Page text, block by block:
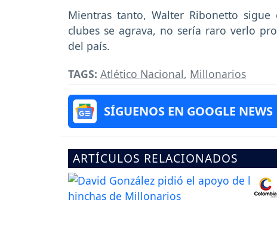
Mientras tanto, Walter Ribonetto
clubes se agrava, no sería raro verlo
del país.
TAGS: Atlético Nacional, Millonarios
SÍGUENOS EN GOOGLE NEWS
ARTÍCULOS RELACIONADOS